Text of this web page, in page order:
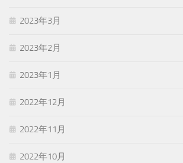
2023年3月
2023年2月
2023年1月
2022年12月
2022年11月
2022年10月